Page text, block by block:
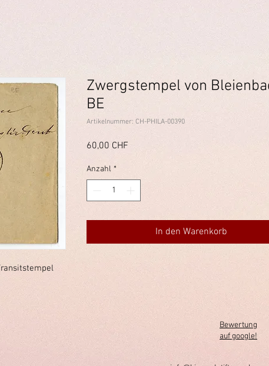
Zwergstempel von
BE
Artikelnummer: CH-PHILA-00390
60,00 CHF
Anzahl *
In den Warenkorb
Bewertung
auf google!